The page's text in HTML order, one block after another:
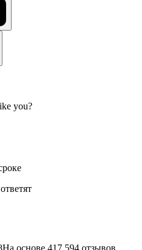
На основе 417 594 отзывов